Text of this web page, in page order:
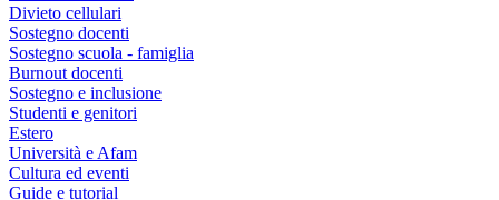
Divieto cellulari
Sostegno docenti
Sostegno scuola - famiglia
Burnout docenti
Sostegno e inclusione
Studenti e genitori
Estero
Università e Afam
Cultura ed eventi
Guide e tutorial